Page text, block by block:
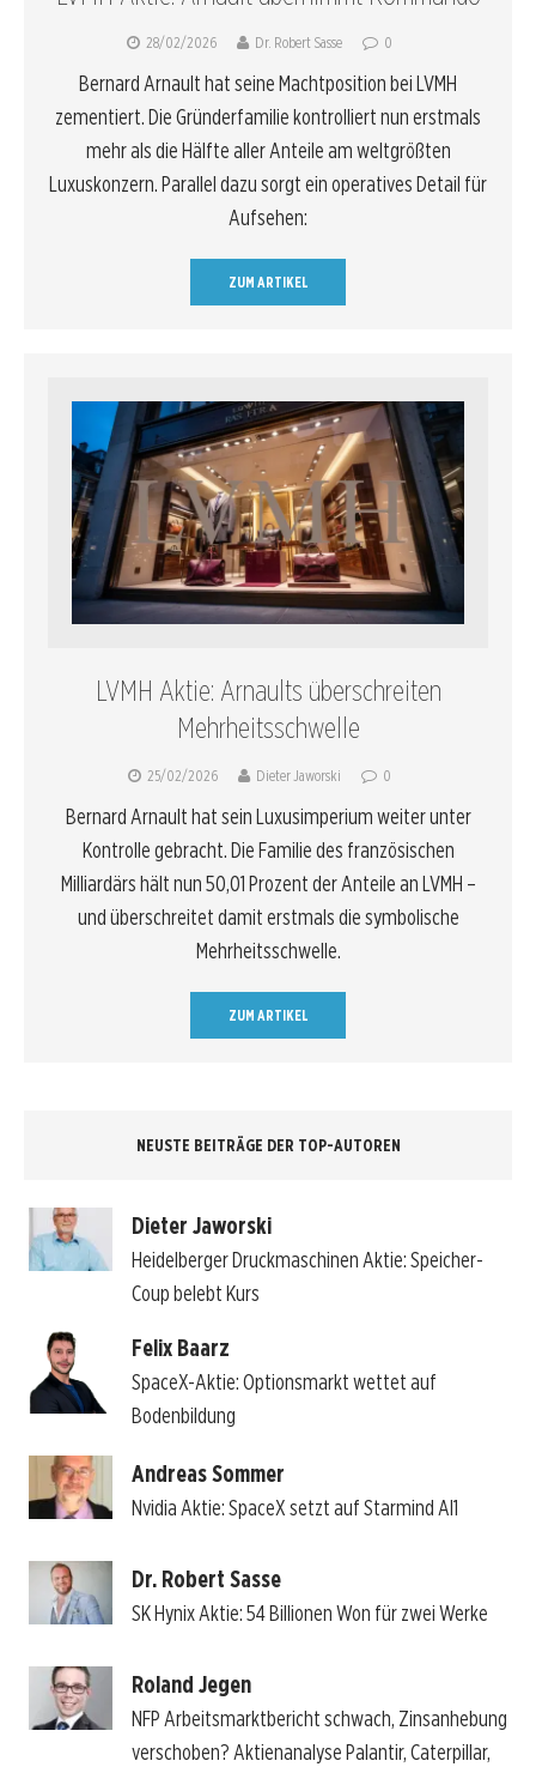
28/02/2026 Dr. Robert Sasse 0
Bernard Arnault hat seine Machtposition bei LVMH
zementiert. Die Gründerfamilie kontrolliert nun erstmals
mehr als die Hälfte aller Anteile am weltgrößten
Luxuskonzern. Parallel dazu sorgt ein operatives Detail für
Aufsehen:
ZUM ARTIKEL
LVMH Aktie: Arnaults überschreiten
Mehrheitsschwelle
25/02/2026 Dieter Jaworski 0
Bernard Arnault hat sein Luxusimperium weiter unter
Kontrolle gebracht. Die Familie des französischen
Milliardärs hält nun 50,01 Prozent der Anteile an LVMH –
und überschreitet damit erstmals die symbolische
Mehrheitsschwelle.
ZUM ARTIKEL
NEUSTE BEITRÄGE DER TOP-AUTOREN
Dieter Jaworski
Heidelberger Druckmaschinen Aktie: Speicher-
Coup belebt Kurs
Felix Baarz
SpaceX-Aktie: Optionsmarkt wettet auf
Bodenbildung
Andreas Sommer
Nvidia Aktie: SpaceX setzt auf Starmind AI1
Dr. Robert Sasse
SK Hynix Aktie: 54 Billionen Won für zwei Werke
Roland Jegen
NFP Arbeitsmarktbericht schwach, Zinsanhebung
verschoben? Aktienanalyse Palantir, Caterpillar,